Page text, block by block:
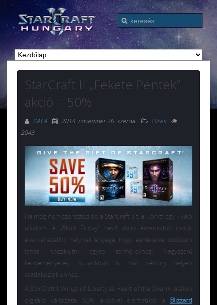
StarCraft II „Fekete Péntek”
akció – 50%
DACA 2014. november 26. szerda.
Hírek
2043
Ha még nem szerezted be a StarCraft II-t, akkor itt egy kiváló
alkalom. A „Black Friday” nevű akció Amerikából indult
évekkel ezelőtt, melynek lényege, hogy leértékelve, akciósan
lehet hozzájutni egyes termékekhez. Nagyszerű
kezdeményezés, hazánkban is már néhány helyen
csatlakoztak ehhez.
A StarCraft II:Wings of Liberty és Heart of the Swarm játékok
digitális változatai 50% akcióval elérhetőek a Blizzard